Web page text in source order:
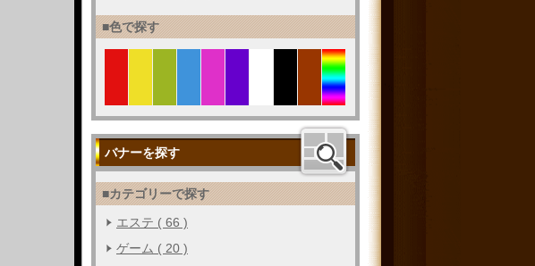
■色で探す
バナーを探す
■カテゴリーで探す
エステ ( 66 )
ゲーム ( 20 )